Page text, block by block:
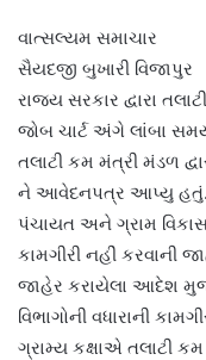
વાત્સલ્યમ સમાચાર
સૈયદજી બુખારી વિજાપુર
રાજ્ય સરકાર દ્વારા
જોબ ચાર્ટ અંગે લાંબા
તલાટી કમ મંત્રી મંડળ
ને આવેદનપત્ર આપ્યુ હતું.
પંચાયત અને ગ્રામ વિકાસ
કામગીરી નહીં કરવાની
જાહેર કરાયેલા આદેશ
વિભાગોની વધારાની
ગ્રામ્ય કક્ષાએ તલાટી